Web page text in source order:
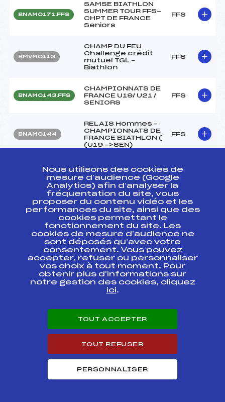
BNAM0171.FFS
SAMSE BIATHLON
SUMMER TOUR FFS-
CHPT DE FRANCE
Seniors
FFS
BMVM0113
CHAMP DU FEU
Challenge crédit
mutuel TGL –
Biathlon
FFS
BNAM0143.FFS
CHAMPIONNATS DE
FRANCE U19/ U21 /
SENIORS
FFS
BNAM0144
RELAIS Hommes –
CHAMPIONNATS DE
FRANCE BIATHLON (
(U19 ->SEN)
FFS
FNAM0172
RELAIS DIVISION 1
-Hommes-
CHAMPIONNATS DE
FRANCE DES CLUBS
FFS
FMVM0282
Finale Crédit
Mutuel Grand Prix
des Commerçants
Big Mat Atomic
n°14 Crédit Mutuel
n°14
FFS
BNAM0111.FFS
SAMSE NATIONAL
TOUR U17
FFS
RELAIS MIXTE –
Journée du
Souvenir Big Mat
BNAM0082.FFS
SAMSE NATIONAL
FFS
Nous utilisons des cookies de
mesure d’audience (Google
Analytics) afin d’analyser la
fréquentation du site, vous
proposer du contenu vidéo et les
performances du site, ainsi que des
cookies permettant le
fonctionnement du site. Les
cookies de mesure d’audience ne
sont déposés qu’avec votre
consentement. Vous pouvez
accepter, refuser ou personnaliser
vos choix à tout moment. Pour
obtenir plus d'informations sur
notre gestion des cookies, cliquez
ici.
TOUT ACCEPTER
TOUT REFUSER
PERSONNALISER